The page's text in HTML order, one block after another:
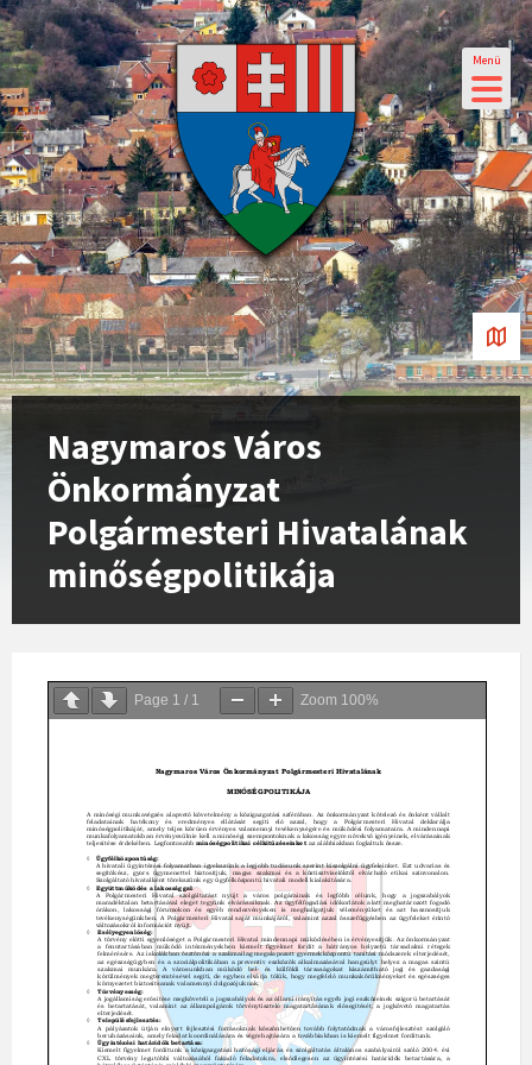
Menü
Nagymaros Város
Önkormányzat
Polgármesteri Hivatalának
minőségpolitikája
Page 1 / 1 Zoom 100%